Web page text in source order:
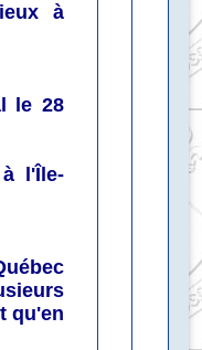
à
le 28
l'Île-
qu'en